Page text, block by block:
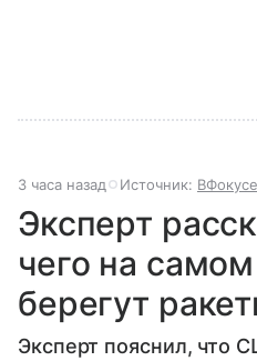
3 часа назад Источник:
Эксперт
чего на
берегут
Эксперт пояснил, что